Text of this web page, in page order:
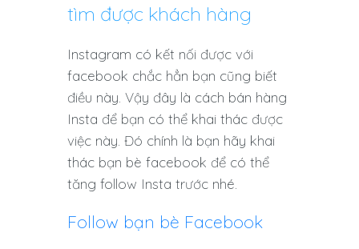
tìm được khách hàng
Instagram có kết nối được với
facebook chắc hẳn bạn cũng biết
điều này. Vậy đây là cách bán hàng
Insta để bạn có thể khai thác được
việc này. Đó chính là bạn hãy khai
thác bạn bè facebook để có thể
tăng follow Insta trước nhé.
Follow bạn bè Facebook